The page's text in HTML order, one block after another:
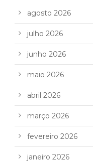
agosto 2026
julho 2026
junho 2026
maio 2026
abril 2026
março 2026
fevereiro 2026
janeiro 2026